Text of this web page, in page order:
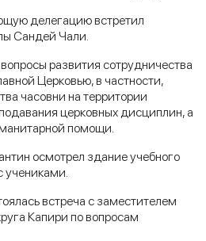
делегацию встретил
Сандей Чали.
развития сотрудничества
Церковью, в частности,
часовни на территории
церковных дисциплин, а
помощи.
осмотрел здание учебного
учениками.
встреча с заместителем
Капири по вопросам